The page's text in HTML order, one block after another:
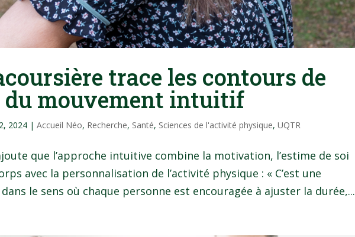
trace les contours de
du mouvement intuitif
2024 |Accueil Néo, Recherche, Santé, Sciences de l'activité physique,UQTR
que l’approche intuitive combine la motivation, l’estime de soi
avec la personnalisation de l’activité physique : « C’est une
le sens où chaque personne est encouragée à ajuster la durée,...